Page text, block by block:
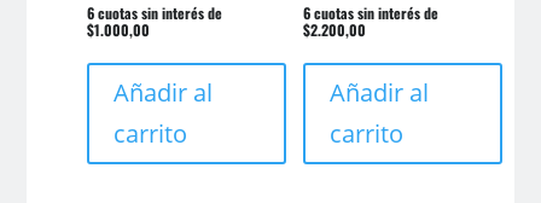
6 cuotas sin interés de
$1.000,00
Añadir al
carrito
6 cuotas sin interés de
$2.200,00
Añadir al
carrito